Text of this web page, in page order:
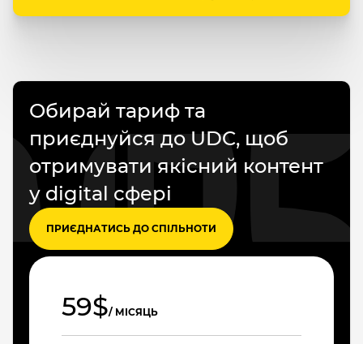
Обирай тариф та
приєднуйся до UDC, щоб
отримувати якісний контент
у digital сфері
ПРИЄДНАТИСЬ ДО СПІЛЬНОТИ
59$/ МІСЯЦЬ